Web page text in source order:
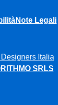
Note Legali
Italia
SRLS